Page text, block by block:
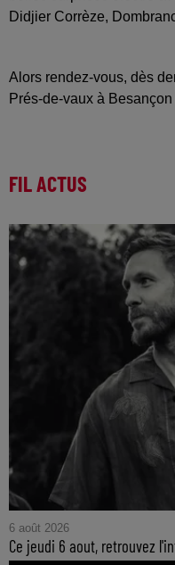
Didjier Corrèze,
Alors rendez-vous, dès
Prés-de-vaux à Besançon
FIL ACTUS
6 août 2026
Ce jeudi 6 aout, retrouvez